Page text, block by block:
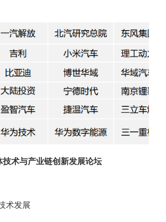
技术与产业链创新发展论坛
术发展